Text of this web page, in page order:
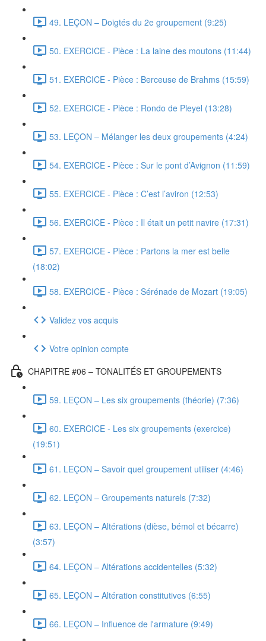
49. LEÇON – Doigtés du 2e groupement (9:25)
50. EXERCICE - Pièce : La laine des moutons (11:44)
51. EXERCICE - Pièce : Berceuse de Brahms (15:59)
52. EXERCICE - Pièce : Rondo de Pleyel (13:28)
53. LEÇON – Mélanger les deux groupements (4:24)
54. EXERCICE - Pièce : Sur le pont d’Avignon (11:59)
55. EXERCICE - Pièce : C’est l’aviron (12:53)
56. EXERCICE - Pièce : Il était un petit navire (17:31)
57. EXERCICE - Pièce : Partons la mer est belle
(18:02)
58. EXERCICE - Pièce : Sérénade de Mozart (19:05)
Validez vos acquis
Votre opinion compte
CHAPITRE #06 – TONALITÉS ET GROUPEMENTS
59. LEÇON – Les six groupements (théorie) (7:36)
60. EXERCICE - Les six groupements (exercice)
(19:51)
61. LEÇON – Savoir quel groupement utiliser (4:46)
62. LEÇON – Groupements naturels (7:32)
63. LEÇON – Altérations (dièse, bémol et bécarre)
(3:57)
64. LEÇON – Altérations accidentelles (5:32)
65. LEÇON – Altération constitutives (6:55)
66. LEÇON – Influence de l'armature (9:49)